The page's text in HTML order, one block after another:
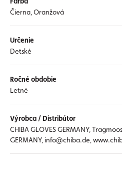
Čierna, Oranžová
Určenie
Detské
Ročné obdobie
Letné
Výrobca / Distribútor
CHIBA GLOVES GERMANY,
GERMANY, info@chiba.de,